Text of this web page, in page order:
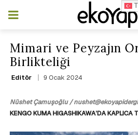
Mimari ve Peyzajın
Birlikteliği
Editör 9 Ocak 2024
Nüshet Çamuşoğlu /
KENGO KUMA HIGASHIKAWA’DA KAPLICA